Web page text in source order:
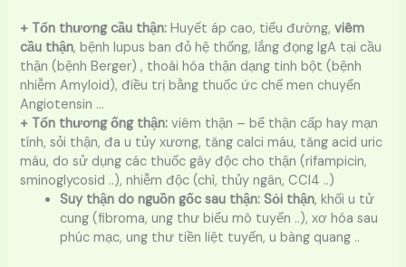
+ Tổn thương cầu thận: Huyết áp cao, tiểu đường,viêm
cầu thận, bệnh lupus ban đỏ hệ thống, lắng đọng lgA tại cầu
thận (bệnh Berger) , thoái hóa thận dạng tinh bột (bệnh
nhiễm Amyloid), điều trị bằng thuốc ức chế men chuyển
Angiotensin …
+ Tổn thương ống thận: viêm thận – bể thận cấp hay mạn
tính, sỏi thận, đa u tủy xương, tăng calci máu, tăng acid uric
máu, do sử dụng các thuốc gây độc cho thận (rifampicin,
sminoglycosid ..), nhiễm độc (chì, thủy ngân, CCl4 ..)
Suy thận do nguồn gốc sau thận: Sỏi thận, khối u tử
cung (fibroma, ung thư biểu mô tuyến ..), xơ hóa sau
phúc mạc, ung thư tiền liệt tuyến, u bàng quang ..